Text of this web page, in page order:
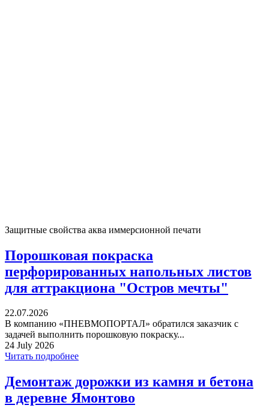
Защитные свойства аква иммерсионной печати
Порошковая покраска
перфорированных напольных листов
для аттракциона "Остров мечты"
22.07.2026
В компанию «ПНЕВМОПОРТАЛ» обратился заказчик с
задачей выполнить порошковую покраску...
24 July 2026
Читать подробнее
Демонтаж дорожки из камня и бетона
в деревне Ямонтово